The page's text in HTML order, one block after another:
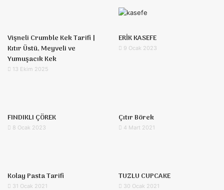
Vişneli Crumble Kek Tarifi |
Kıtır Üstü, Meyveli ve
Yumuşacık Kek
13 Ekim 2025
ERİK KASEFE
9 Ocak 2023
FINDIKLI ÇÖREK
8 Ocak 2023
Çıtır Börek
4 Mart 2021
Kolay Pasta Tarifi
31 Ocak 2021
TUZLU CUPCAKE
30 Ocak 2021